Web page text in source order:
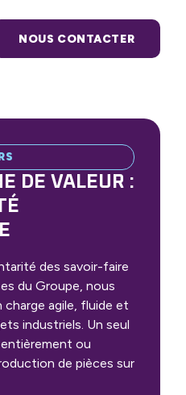
NOUS CONTACTER
DE VALEUR :
des savoir-faire
du Groupe, nous
charge agile, fluide et
industriels. Un seul
ou
de pièces sur